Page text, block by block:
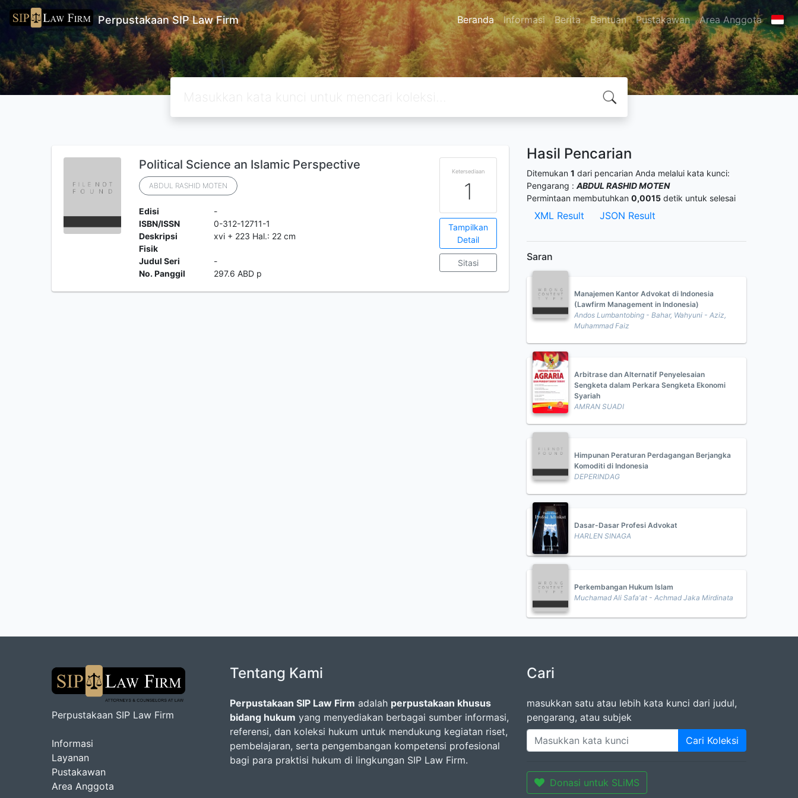
Perpustakaan SIP Law Firm Beranda Informasi Berita Bantuan Pustakawan Area Anggota
Political Science an Islamic Perspective
ABDUL RASHID MOTEN
Edisi
-
ISBN/ISSN
0-312-12711-1
Deskripsi
Fisik
xvi + 223 Hal.: 22 cm
Judul Seri
-
No. Panggil
297.6 ABD p
Ketersediaan
1
Tampilkan
Detail
Sitasi
Hasil Pencarian
Ditemukan 1 dari pencarian Anda melalui kata kunci:
Pengarang : ABDUL RASHID MOTEN
Permintaan membutuhkan 0,0015 detik untuk selesai
XML Result JSON Result
Saran
Manajemen Kantor Advokat di Indonesia
(Lawfirm Management in Indonesia)
Andos Lumbantobing - Bahar, Wahyuni - Aziz,
Muhammad Faiz
Arbitrase dan Alternatif Penyelesaian
Sengketa dalam Perkara Sengketa Ekonomi
Syariah
AMRAN SUADI
Himpunan Peraturan Perdagangan Berjangka
Komoditi di Indonesia
DEPERINDAG
Dasar-Dasar Profesi Advokat
HARLEN SINAGA
Perkembangan Hukum Islam
Muchamad Ali Safa'at - Achmad Jaka Mirdinata
Perpustakaan SIP Law Firm
Informasi
Layanan
Pustakawan
Area Anggota
Tentang Kami
Perpustakaan SIP Law Firm adalah perpustakaan khusus
bidang hukum yang menyediakan berbagai sumber informasi,
referensi, dan koleksi hukum untuk mendukung kegiatan riset,
pembelajaran, serta pengembangan kompetensi profesional
bagi para praktisi hukum di lingkungan SIP Law Firm.
Cari
masukkan satu atau lebih kata kunci dari judul,
pengarang, atau subjek
Cari Koleksi
Donasi untuk SLiMS